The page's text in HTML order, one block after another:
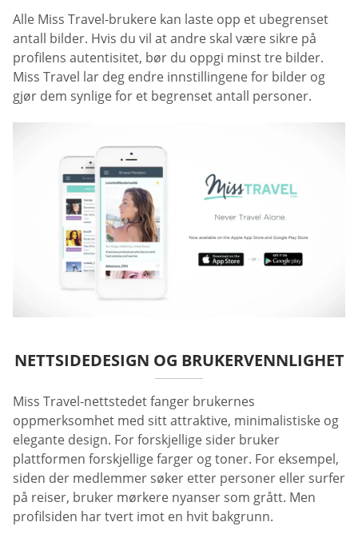
Alle Miss Travel-brukere kan laste opp et ubegrenset
antall bilder. Hvis du vil at andre skal være sikre på
profilens autentisitet, bør du oppgi minst tre bilder.
Miss Travel lar deg endre innstillingene for bilder og
gjør dem synlige for et begrenset antall personer.
NETTSIDEDESIGN OG BRUKERVENNLIGHET
Miss Travel-nettstedet fanger brukernes
oppmerksomhet med sitt attraktive, minimalistiske og
elegante design. For forskjellige sider bruker
plattformen forskjellige farger og toner. For eksempel,
siden der medlemmer søker etter personer eller surfer
på reiser, bruker mørkere nyanser som grått. Men
profilsiden har tvert imot en hvit bakgrunn.